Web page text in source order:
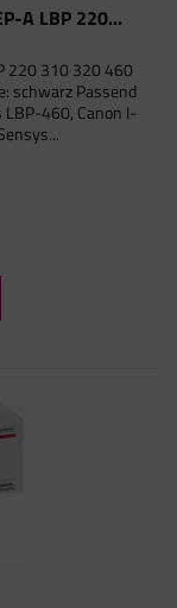
A LBP 220...
220 310 320 460
schwarz Passend
460, Canon I-